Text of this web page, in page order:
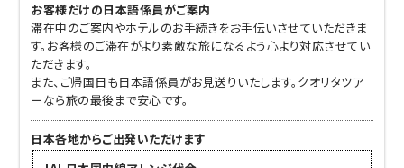
お客様だけの日本語係員がご案内
滞在中のご案内やホテルのお手続きをお手伝いさせていただきま
す。お客様のご滞在がより素敵な旅になるよう心より対応させてい
ただきます。
また、ご帰国日も日本語係員がお見送りいたします。クオリタツア
ーなら旅の最後まで安心です。
日本各地からご出発いただけます